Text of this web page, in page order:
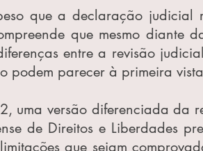
que a declaração judicial
que mesmo diante
entre a revisão
podem parecer à primeira
uma versão diferenciada da
de Direitos e Liberdades
que sejam